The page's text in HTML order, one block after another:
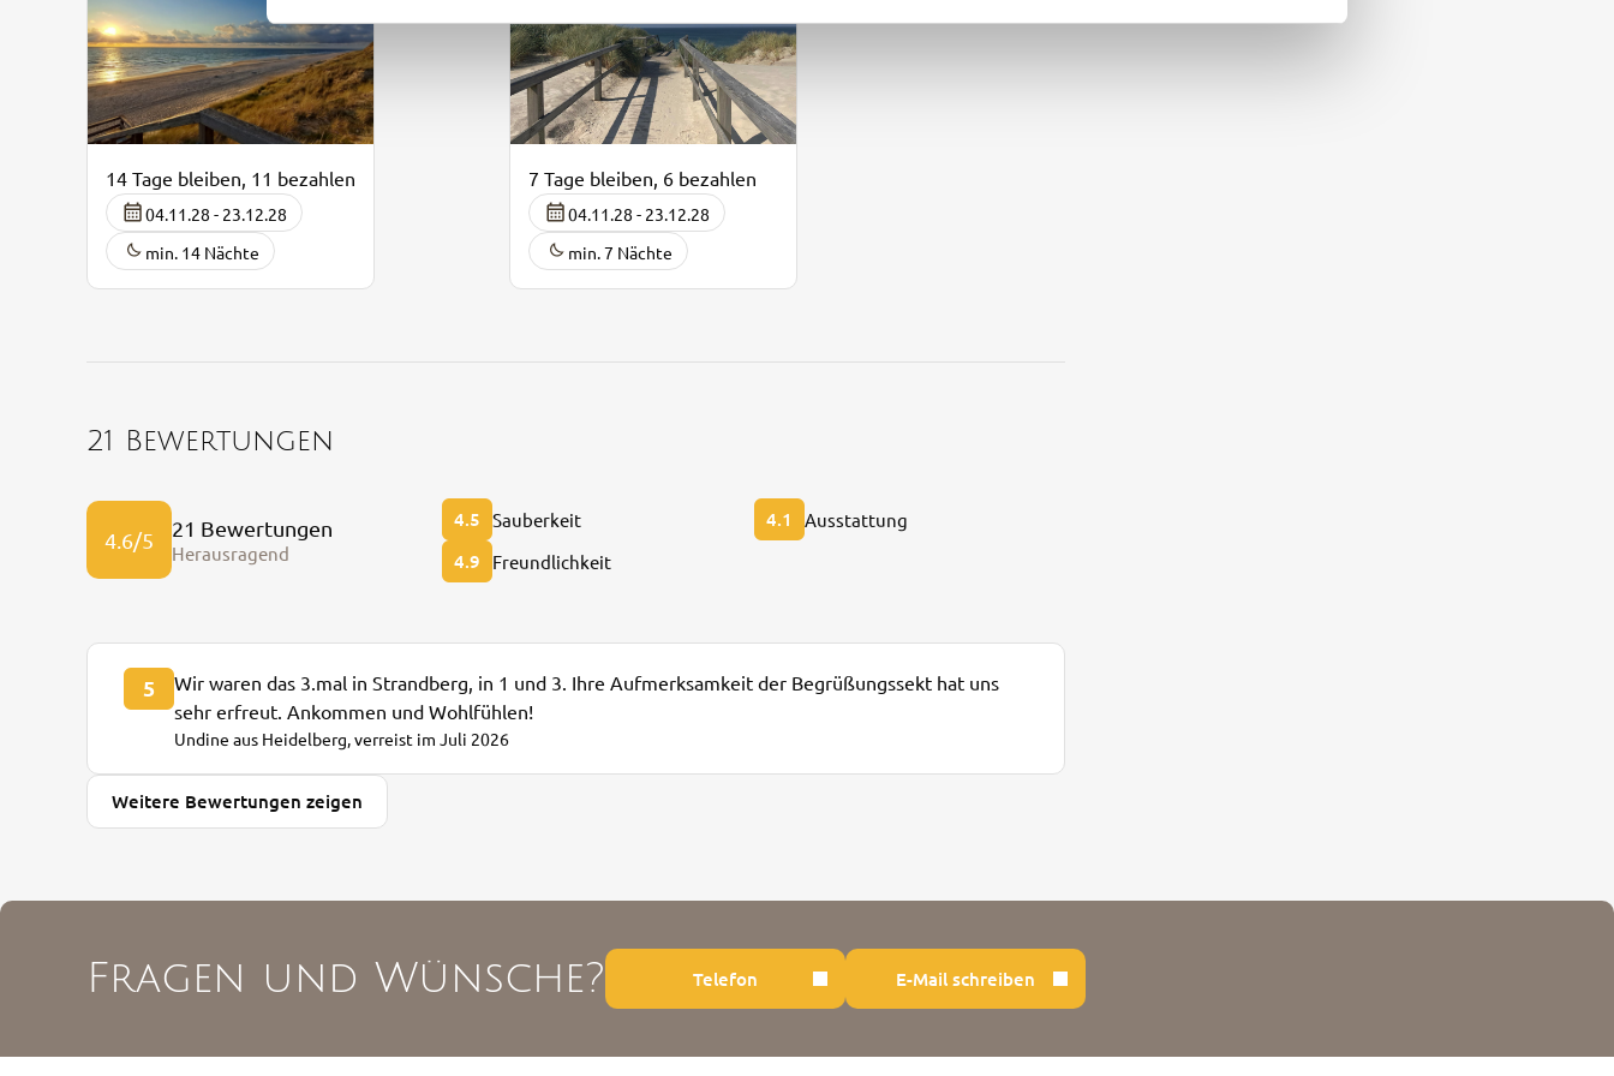
14 Tage bleiben, 11 bezahlen
04.11.28 - 23.12.28
min. 14 Nächte
7 Tage bleiben, 6 bezahlen
04.11.28 - 23.12.28
min. 7 Nächte
21 Bewertungen
4.6/5 21 Bewertungen
Herausragend
4.5 Sauberkeit 4.1 Ausstattung
4.9 Freundlichkeit
5
Wir waren das 3.mal in Strandberg, in 1 und 3. Ihre Aufmerksamkeit der Begrüßungssekt hat uns
sehr erfreut. Ankommen und Wohlfühlen!
Undine aus Heidelberg, verreist im Juli 2026
Weitere Bewertungen zeigen
Fragen und Wünsche? Telefon E-Mail schreiben